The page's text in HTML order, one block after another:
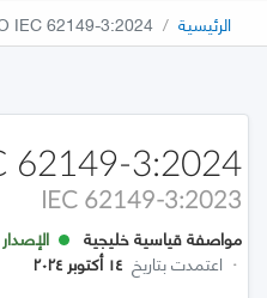
الرئيسية IEC 62149-3:2024
62149-3:2024
IEC 62149-3:2023
مواصفة قياسية خليجية
· اعتمدت بتاريخ ١٤ أكتوبر ٢٠٢٤